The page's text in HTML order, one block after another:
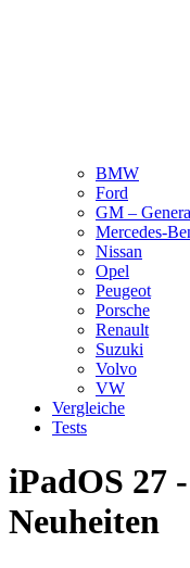
BMW
Ford
GM –
Mercedes-
Nissan
Opel
Peugeot
Porsche
Renault
Suzuki
Volvo
VW
Vergleiche
Tests
iPadOS 27
Neuheiten